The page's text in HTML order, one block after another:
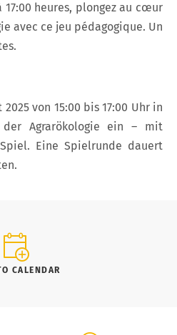
17:00 heures, plongez au cœur
avec ce jeu pédagogique. Un
von 15:00 bis 17:00 Uhr in
der Agrarökologie ein – mit
Eine Spielrunde dauert
CALENDAR